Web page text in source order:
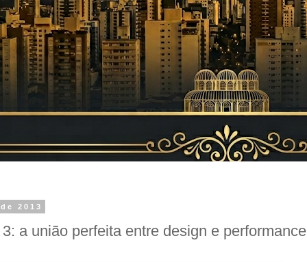
2013
a união perfeita entre design e performance